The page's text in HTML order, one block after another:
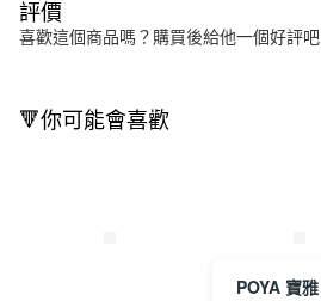
評價
喜歡這個商品嗎？購買後給他一個好評吧
🔻你可能會喜歡
POYA 寶雅